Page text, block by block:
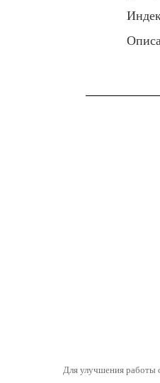
Для улучшения работы